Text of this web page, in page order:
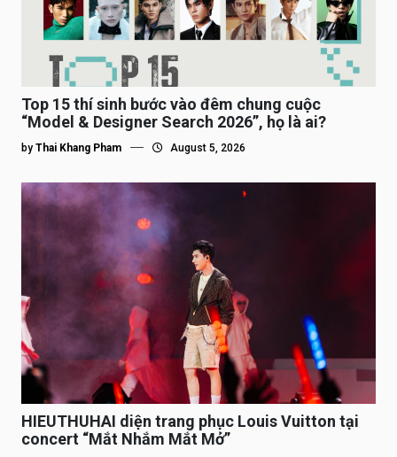
Top 15 thí sinh bước vào đêm chung cuộc
“Model & Designer Search 2026”, họ là ai?
by Thai Khang Pham August 5, 2026
HIEUTHUHAI diện trang phục Louis Vuitton tại
concert “Mắt Nhắm Mắt Mở”